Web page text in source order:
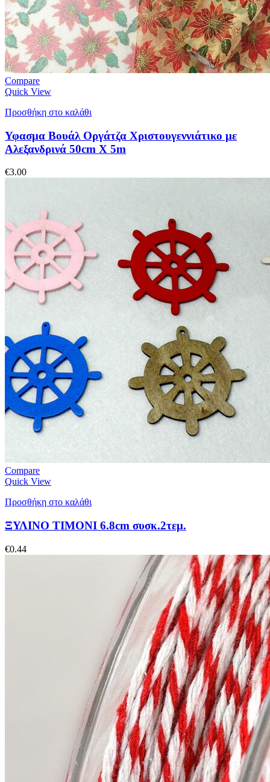
Compare
Quick View
Προσθήκη στο καλάθι
Υφασμα Βουάλ Οργάτζα Χριστουγεννιάτικο με
Αλεξανδρινά 50cm X 5m
€3.00
Compare
Quick View
Προσθήκη στο καλάθι
ΞΥΛΙΝΟ ΤΙΜΟΝΙ 6.8cm συσκ.2τεμ.
€0.44